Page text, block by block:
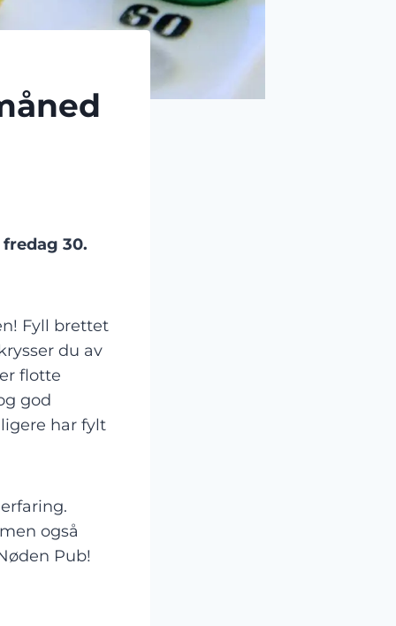
30.
Fyll brettet
du av
flotte
god
har fylt
også
Pub!